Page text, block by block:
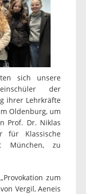
sich unsere
der
ihrer Lehrkräfte
Oldenburg, um
Prof. Dr. Niklas
für Klassische
München, zu
zum
Vergil, Aeneis